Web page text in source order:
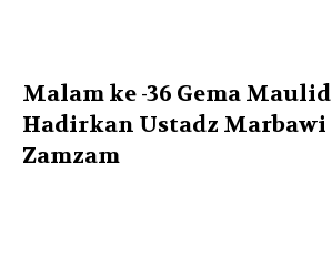
Malam ke -36 Gema Maulid
Hadirkan Ustadz Marbawi
Zamzam